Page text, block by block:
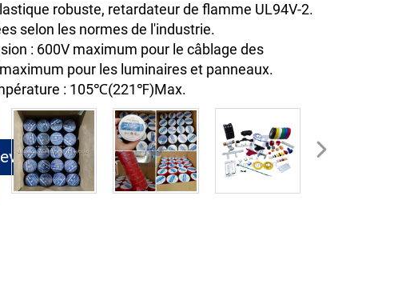
robuste, retardateur de flamme UL94V-2.
selon les normes de l'industrie.
: 600V maximum pour le câblage des
pour les luminaires et panneaux.
: 105℃(221℉)Max.